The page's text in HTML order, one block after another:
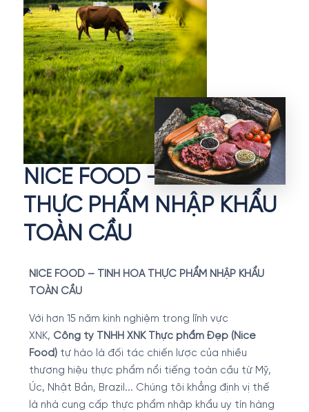
NICE FOOD – TINH HOA
THỰC PHẨM NHẬP KHẨU
TOÀN CẦU
NICE FOOD – TINH HOA THỰC PHẨM NHẬP KHẨU
TOÀN CẦU
Với hơn 15 năm kinh nghiệm trong lĩnh vực
XNK, Công ty TNHH XNK Thực phẩm Đẹp (Nice
Food)tự hào là đối tác chiến lược của nhiều
thương hiệu thực phẩm nổi tiếng toàn cầu từ Mỹ,
Úc, Nhật Bản, Brazil... Chúng tôi khẳng định vị thế
là nhà cung cấp thực phẩm nhập khẩu uy tín hàng